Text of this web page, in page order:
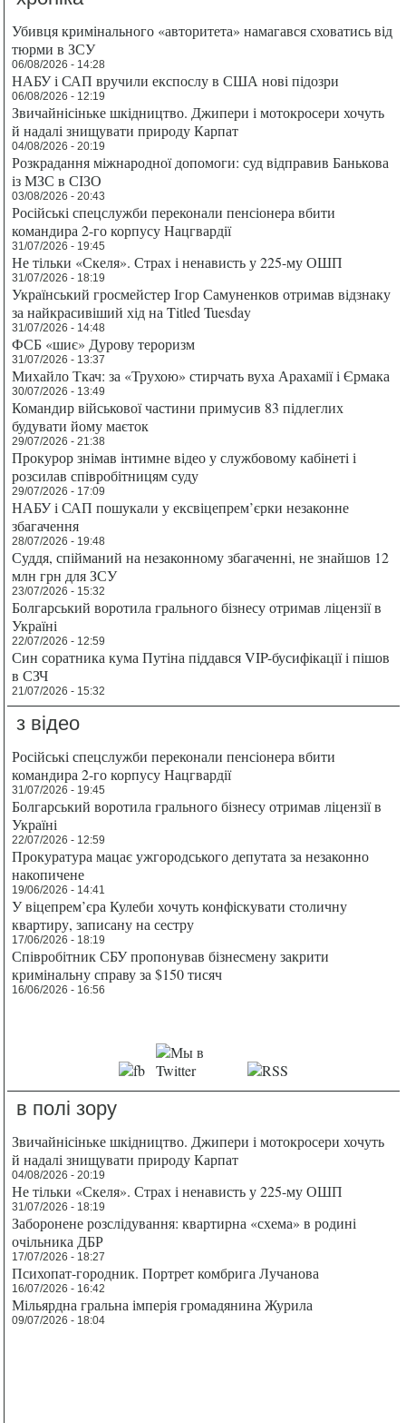
Убивця кримінального «авторитета» намагався сховатись від
тюрми в ЗСУ
06/08/2026 - 14:28
НАБУ і САП вручили експослу в США нові підозри
06/08/2026 - 12:19
Звичайнісіньке шкідництво. Джипери і мотокросери хочуть
й надалі знищувати природу Карпат
04/08/2026 - 20:19
Розкрадання міжнародної допомоги: суд відправив Банькова
із МЗС в СІЗО
03/08/2026 - 20:43
Російські спецслужби переконали пенсіонера вбити
командира 2-го корпусу Нацгвардії
31/07/2026 - 19:45
Не тільки «Скеля». Страх і ненависть у 225-му ОШП
31/07/2026 - 18:19
Український гросмейстер Ігор Самуненков отримав відзнаку
за найкрасивіший хід на Titled Tuesday
31/07/2026 - 14:48
ФСБ «шиє» Дурову тероризм
31/07/2026 - 13:37
Михайло Ткач: за «Трухою» стирчать вуха Арахамії і Єрмака
30/07/2026 - 13:49
Командир військової частини примусив 83 підлеглих
будувати йому маєток
29/07/2026 - 21:38
Прокурор знімав інтимне відео у службовому кабінеті і
розсилав співробітницям суду
29/07/2026 - 17:09
НАБУ і САП пошукали у ексвіцепрем’єрки незаконне
збагачення
28/07/2026 - 19:48
Суддя, спійманий на незаконному збагаченні, не знайшов 12
млн грн для ЗСУ
23/07/2026 - 15:32
Болгарський воротила грального бізнесу отримав ліцензії в
Україні
22/07/2026 - 12:59
Син соратника кума Путіна піддався VIP-бусифікації і пішов
в СЗЧ
21/07/2026 - 15:32
з відео
Російські спецслужби переконали пенсіонера вбити
командира 2-го корпусу Нацгвардії
31/07/2026 - 19:45
Болгарський воротила грального бізнесу отримав ліцензії в
Україні
22/07/2026 - 12:59
Прокуратура мацає ужгородського депутата за незаконно
накопичене
19/06/2026 - 14:41
У віцепрем’єра Кулеби хочуть конфіскувати столичну
квартиру, записану на сестру
17/06/2026 - 18:19
Співробітник СБУ пропонував бізнесмену закрити
кримінальну справу за $150 тисяч
16/06/2026 - 16:56
в полі зору
Звичайнісіньке шкідництво. Джипери і мотокросери хочуть
й надалі знищувати природу Карпат
04/08/2026 - 20:19
Не тільки «Скеля». Страх і ненависть у 225-му ОШП
31/07/2026 - 18:19
Заборонене розслідування: квартирна «схема» в родині
очільника ДБР
17/07/2026 - 18:27
Психопат-городник. Портрет комбрига Лучанова
16/07/2026 - 16:42
Мільярдна гральна імперія громадянина Журила
09/07/2026 - 18:04